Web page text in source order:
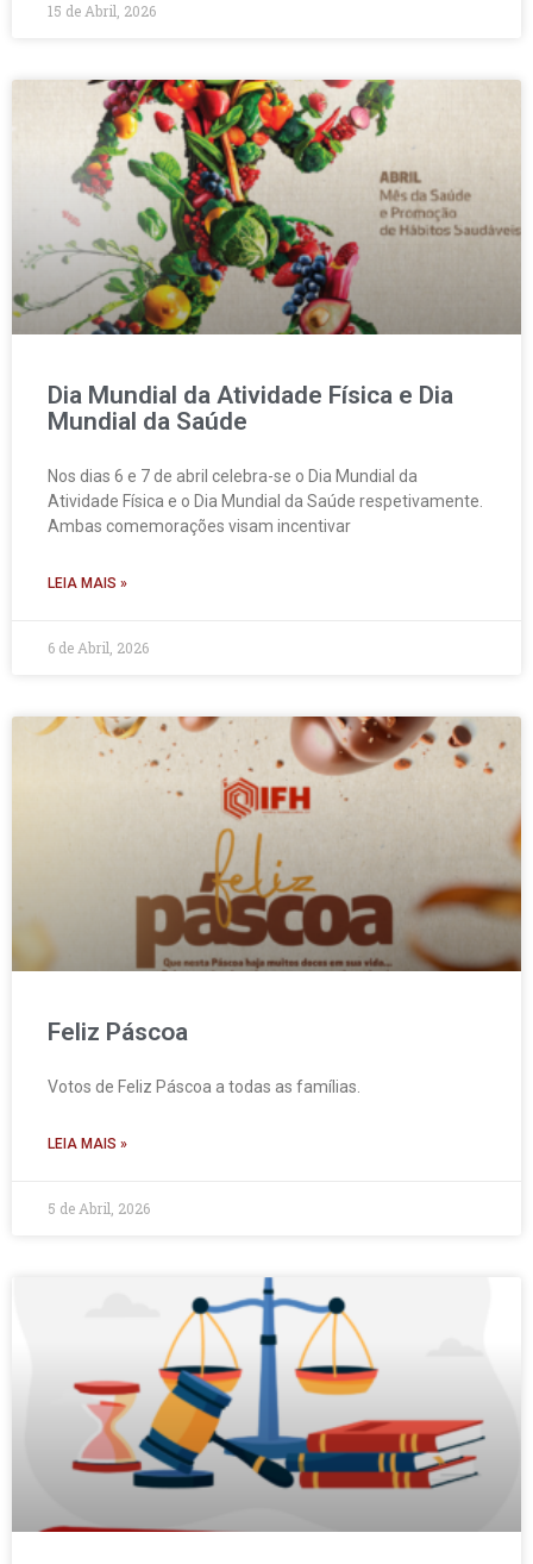
15 de Abril, 2026
Dia Mundial da Atividade Física e Dia
Mundial da Saúde
Nos dias 6 e 7 de abril celebra-se o Dia Mundial da
Atividade Física e o Dia Mundial da Saúde respetivamente.
Ambas comemorações visam incentivar
LEIA MAIS »
6 de Abril, 2026
Feliz Páscoa
Votos de Feliz Páscoa a todas as famílias.
LEIA MAIS »
5 de Abril, 2026